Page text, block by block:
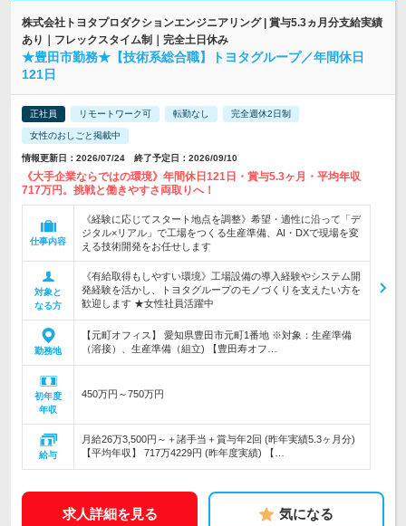
株式会社トヨタプロダクションエンジニアリング | 賞与5.3ヵ月分支給実績
あり｜フレックスタイム制｜完全土日休み
★豊田市勤務★【技術系総合職】トヨタグループ／年間休日
121日
正社員 リモートワーク可 転勤なし 完全週休2日制
女性のおしごと掲載中
情報更新日：2026/07/24 終了予定日：2026/09/10
《大手企業ならではの環境》年間休日121日・賞与5.3ヶ月・平均年収
717万円。挑戦と働きやすさ両取りへ！
仕事内容
《経験に応じてスタート地点を調整》希望・適性に沿って「デ
ジタル×リアル」で工場をつくる生産準備、AI・DXで現場を変
える技術開発をお任せします
対象と
なる方
《有給取得もしやすい環境》工場設備の導入経験やシステム開
発経験を活かし、トヨタグループのモノづくりを支えたい方を
歓迎します ★女性社員活躍中
勤務地
【元町オフィス】 愛知県豊田市元町1番地 ※対象：生産準備
（溶接）、生産準備（組立) 【豊田寿オフ…
初年度
年収
450万円～750万円
給与
月給26万3,500円～＋諸手当＋賞与年2回 (昨年実績5.3ヶ月分)
【平均年収】 717万4229円 (昨年度実績) 【…
求人詳細を見る 気になる